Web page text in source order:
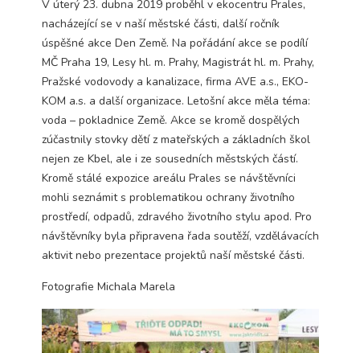
V úterý 23. dubna 2019 proběhl v ekocentru Prales,
nacházející se v naší městské části, další ročník
úspěšné akce Den Země. Na pořádání akce se podílí
MČ Praha 19, Lesy hl. m. Prahy, Magistrát hl. m. Prahy,
Pražské vodovody a kanalizace, firma AVE a.s., EKO-
KOM a.s. a další organizace. Letošní akce měla téma:
voda – pokladnice Země. Akce se kromě dospělých
zúčastnily stovky dětí z mateřských a základních škol
nejen ze Kbel, ale i ze sousedních městských částí.
Kromě stálé expozice areálu Prales se návštěvníci
mohli seznámit s problematikou ochrany životního
prostředí, odpadů, zdravého životního stylu apod. Pro
návštěvníky byla připravena řada soutěží, vzdělávacích
aktivit nebo prezentace projektů naší městské části.
Fotografie Michala Marela
Technické
cookies
Technické
cookies jsou
nezbytné pro
správné
nabízí.
Nepožadujeme
Váš souhlas s